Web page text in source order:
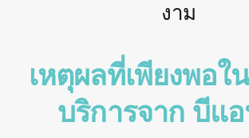
งาม
เหตุผลที่เพียงพอใ
บริการจาก บีแ